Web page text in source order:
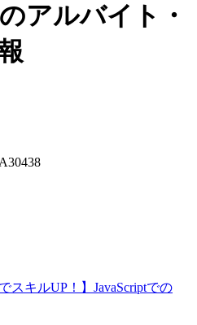
のアルバイト・
スキルUP！】JavaScriptでの